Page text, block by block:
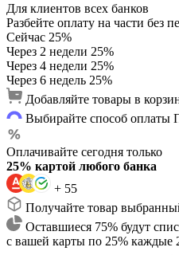
Для клиентов всех банков
Разбейте оплату на части без
Сейчас 25%
Через 2 недели 25%
Через 4 недели 25%
Через 6 недель 25%
Добавляйте товары в
Выбирайте способ оплаты
Оплачивайте сегодня только
25% картой любого банка
+ 55
Получайте товар
Оставшиеся 75% будут
с вашей карты по 25% каждые